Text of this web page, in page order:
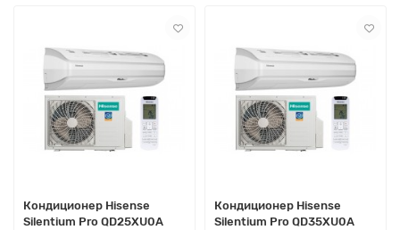
Кондиционер Hisense
Silentium Pro QD25XU0A
Кондиционер Hisense
Silentium Pro QD35XU0A